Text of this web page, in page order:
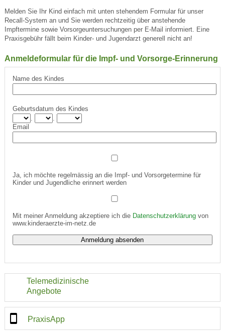
Melden Sie Ihr Kind einfach mit unten stehendem Formular für unser
Recall-System an und Sie werden rechtzeitig über anstehende
Impftermine sowie Vorsorgeuntersuchungen per E-Mail informiert. Eine
Praxisgebühr fällt beim Kinder- und Jugendarzt generell nicht an!
Anmeldeformular für die Impf- und Vorsorge-Erinnerung
Name des Kindes
Geburtsdatum des Kindes
Email
Ja, ich möchte regelmässig an die Impf- und Vorsorgetermine für
Kinder und Jugendliche erinnert werden
Mit meiner Anmeldung akzeptiere ich die Datenschutzerklärungvon
www.kinderaerzte-im-netz.de
Telemedizinische
Angebote
PraxisApp